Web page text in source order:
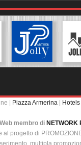
| Piazza Armerina
membro di NETWORK
al progetto di
multipla